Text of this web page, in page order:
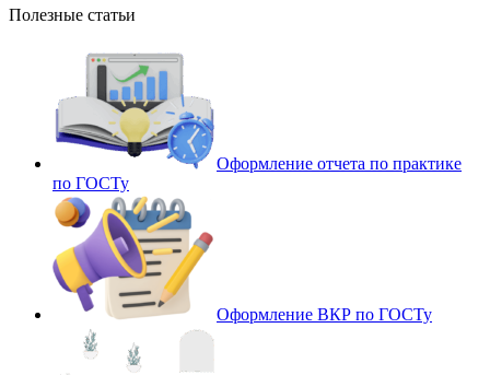
Полезные статьи
Оформление отчета по практике
по ГОСТу
Оформление ВКР по ГОСТу